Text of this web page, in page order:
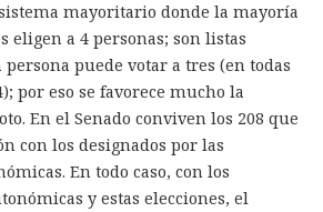
mayoritario donde la mayoría
eligen a 4 personas; son listas
puede votar a tres (en todas
por eso se favorece mucho la
En el Senado conviven los 208 que
con los designados por las
En todo caso, con los
y estas elecciones, el